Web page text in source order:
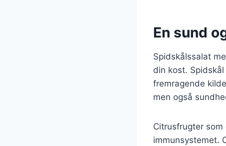
En sund
Spidskålssalat
din kost.
fremragende
men også
Citrusfrugter
immunsystemet.